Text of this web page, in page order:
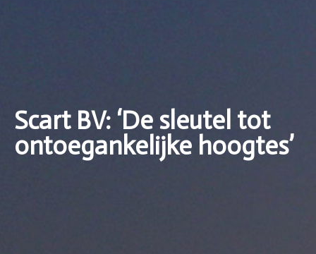
Scart BV: ‘De sleutel tot
ontoegankelijke hoogtes’